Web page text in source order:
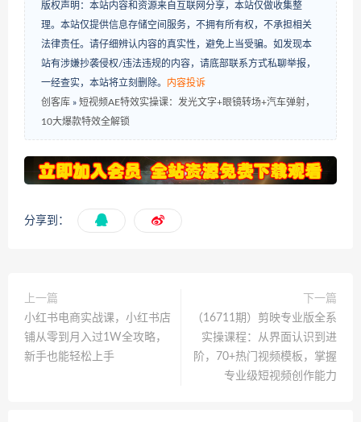
版权声明：本站内容和资源来自互联网分享，本站仅做收集整
理。本站仅提供信息存储空间服务，不拥有所有权，不承担相关
法律责任。请仔细辨认内容的真实性，避免上当受骗。如发现本
站有涉嫌抄袭侵权/违法违规的内容，请底部联系方式私聊举报，
一经查实，本站将立刻删除。 内容投诉
创客库 » 短视频AE特效实操课：发光文字+眼镜转场+汽车弹射，
10大爆款特效全解锁
分享到：
上一篇
小红书电商实战课，小红书店
铺从零到月入过1W全攻略，
新手也能轻松上手
下一篇
（16711期）剪映专业版全系
实操课程：从界面认识到进
阶，70+热门视频模板，掌握
专业级短视频创作能力